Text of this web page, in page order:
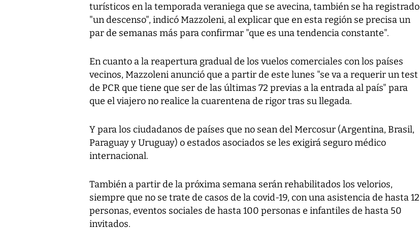
turísticos en la temporada veraniega que se avecina, también se ha registrado
"un descenso", indicó Mazzoleni, al explicar que en esta región se precisa un
par de semanas más para confirmar "que es una tendencia constante".
En cuanto a la reapertura gradual de los vuelos comerciales con los países
vecinos, Mazzoleni anunció que a partir de este lunes "se va a requerir un test
de PCR que tiene que ser de las últimas 72 previas a la entrada al país" para
que el viajero no realice la cuarentena de rigor tras su llegada.
Y para los ciudadanos de países que no sean del Mercosur (Argentina, Brasil,
Paraguay y Uruguay) o estados asociados se les exigirá seguro médico
internacional.
También a partir de la próxima semana serán rehabilitados los velorios,
siempre que no se trate de casos de la covid-19, con una asistencia de hasta 12
personas, eventos sociales de hasta 100 personas e infantiles de hasta 50
invitados.